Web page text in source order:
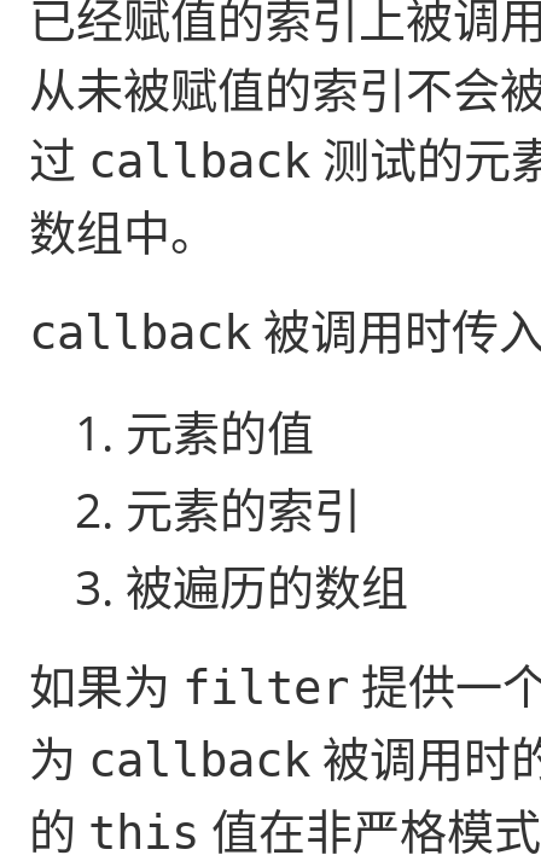
已经赋值的索引上被调
从未被赋值的索引不会
过 callback 测试的元
数组中。
callback 被调用时传
元素的值
元素的索引
被遍历的数组
如果为 filter 提供一
为 callback 被调用时
的 this 值在非严格模